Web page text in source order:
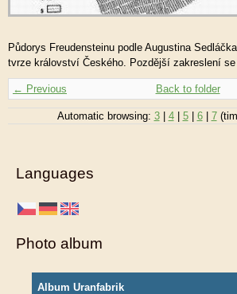
Půdorys Freudensteinu podle Augustina
tvrze království Českého. Pozdější zakreslení
← Previous Back to folder
Automatic browsing: 3| 4| 5| 6| 7
Languages
Photo album
Album Uranfabrik